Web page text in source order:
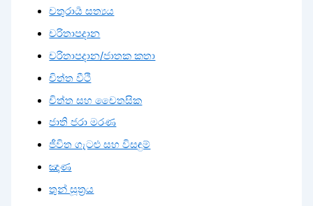
චතුරාර්‍ය සත්‍යය
චරිතාපදාන
චරිතාපදාන/ජාතක කතා
චිත්ත වීථි
චිත්ත සහ චෛතසික
ජාති ජරා මරණ
ජීවිත ගැටළු සහ විසඳුම්
ඤාණ
තුන් සූත්‍රය